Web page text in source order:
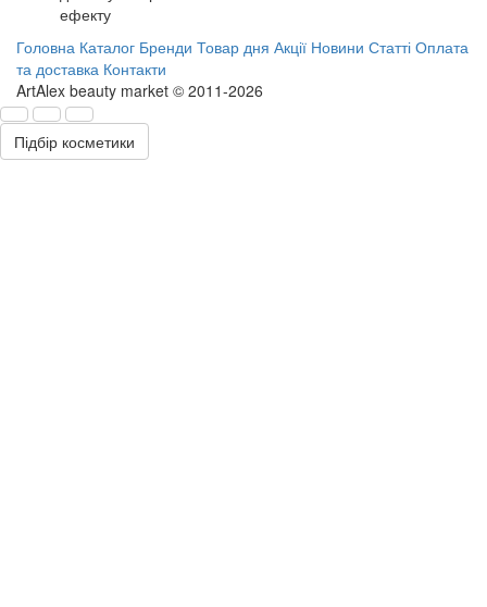
ефекту
Головна Каталог Бренди Товар дня Акції Новини Статті Оплата
та доставка Контакти
ArtAlex beauty market © 2011-2026
Підбір косметики